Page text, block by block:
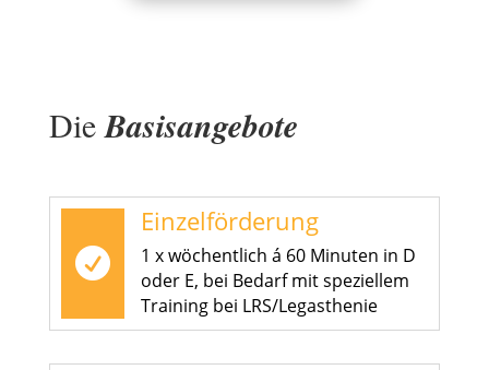
DieBasisangebote

Einzelförderung
1 x wöchentlich á 60 Minuten in D
oder E, bei Bedarf mit speziellem
Training bei LRS/Legasthenie